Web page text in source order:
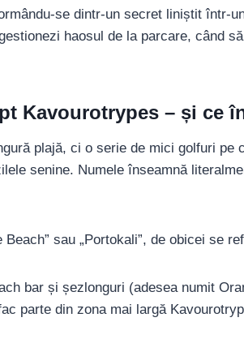
se dintr-un secret liniștit într-
haosul de la parcare, când
Kavourotrypes – și ce
plajă, ci o serie de mici golfuri
senine. Numele înseamnă
Beach” sau „Portokali”, de obicei se
bar și șezlonguri (adesea numit
parte din zona mai largă